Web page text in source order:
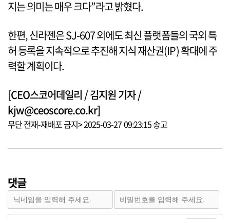
지는 의미는 매우 크다”라고 밝혔다.
한편, 신라젠은 SJ-607 외에도 최신 플랫폼들의 국외 특
허 등록을 지속적으로 추진해 지식 재산권(IP) 확대에 주
력할 계획이다.
[CEO스코어데일리 / 김지원 기자 /
kjw@ceoscore.co.kr]
무단 전재-재배포 금지> 2025-03-27 09:23:15 송고
댓글